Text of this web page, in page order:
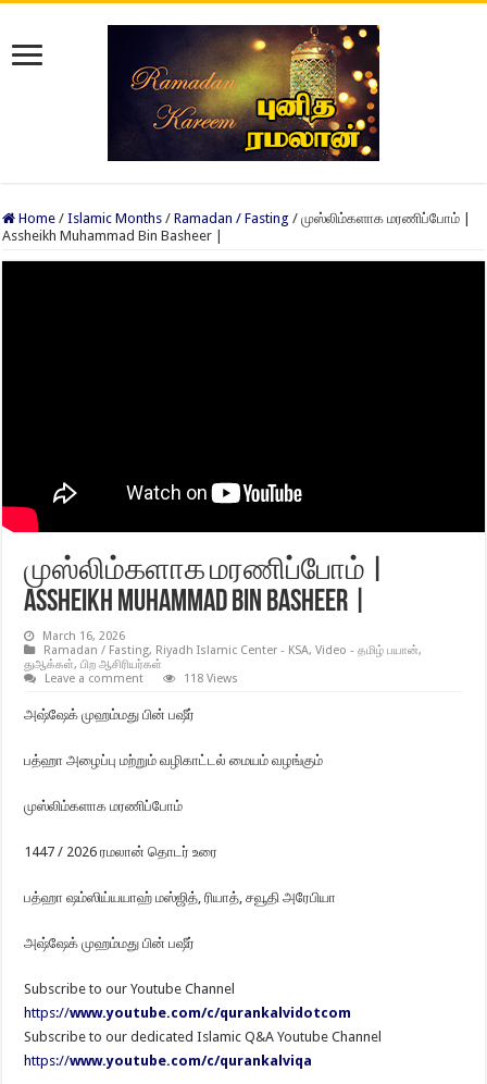
Home / Islamic Months / Ramadan / Fasting / முஸ்லிம்களாக மரணிப்போம் |
Assheikh Muhammad Bin Basheer |
முஸ்லிம்களாக மரணிப்போம் |
Assheikh Muhammad Bin Basheer |
March 16, 2026
Ramadan / Fasting, Riyadh Islamic Center - KSA,Video - தமிழ் பயான்,
துஆக்கள்,பிற ஆசிரியர்கள்
Leave a comment
118 Views
அஷ்ஷேக் முஹம்மது பின் பஷீர்
பத்ஹா அழைப்பு மற்றும் வழிகாட்டல் மையம் வழங்கும்
முஸ்லிம்களாக மரணிப்போம்
1447 / 2026 ரமலான் தொடர் உரை
பத்ஹா ஷம்ஸிய்யயாஹ் மஸ்ஜித், ரியாத், சவூதி அரேபியா
அஷ்ஷேக் முஹம்மது பின் பஷீர்
Subscribe to our Youtube Channel
https://www.youtube.com/c/qurankalvidotcom
Subscribe to our dedicated Islamic Q&A Youtube Channel
https://www.youtube.com/c/qurankalviqa